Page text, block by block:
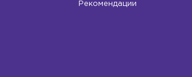
Рекомендации